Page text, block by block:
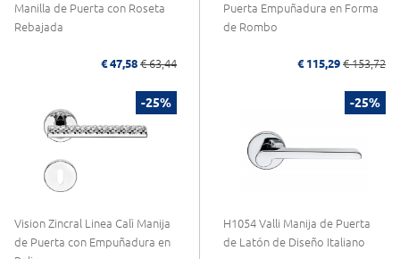
Manilla de Puerta con Roseta
Rebajada
€ 47,58 € 63,44
Puerta Empuñadura en Forma
de Rombo
€ 115,29 € 153,72
-25%
Vision Zincral Linea Calì Manija
de Puerta con Empuñadura en
-25%
H1054 Valli Manija de Puerta
de Latón de Diseño Italiano